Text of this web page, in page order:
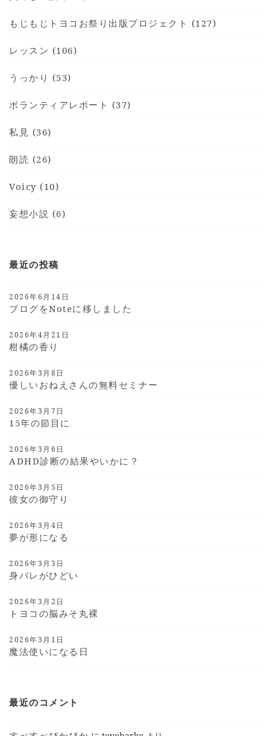
もじもじトヨコお祭り出版プロジェクト (127)
レッスン (106)
うっかり (53)
ボランティアレポート (37)
私見 (36)
朗読 (26)
Voicy (10)
妄想小説 (6)
最近の投稿
2026年6月14日
ブログをnoteに移しました
2026年4月21日
柑橘の香り
2026年3月8日
優しいおねえさんの無料セミナー
2026年3月7日
15年の節目に
2026年3月6日
ADHD診断の結果やいかに？
2026年3月5日
彼女の御守り
2026年3月4日
夢が形になる
2026年3月3日
身バレがひどい
2026年3月2日
トヨコの脳みそ丸裸
2026年3月1日
魔法使いになる日
最近のコメント